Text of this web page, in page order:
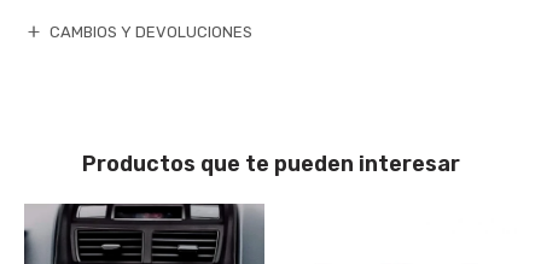
CAMBIOS Y DEVOLUCIONES
Productos que te pueden interesar